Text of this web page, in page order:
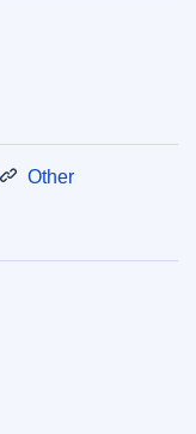
Other